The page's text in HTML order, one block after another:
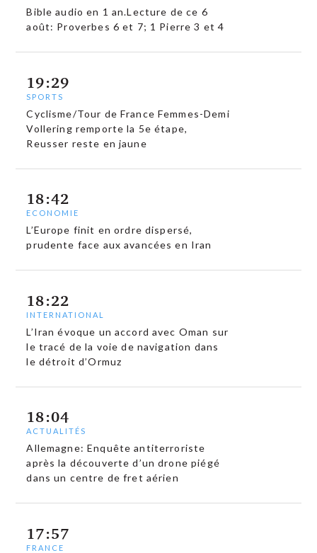
Bible audio en 1 an.Lecture de ce 6
août: Proverbes 6 et 7; 1 Pierre 3 et 4
19:29
SPORTS
Cyclisme/Tour de France Femmes-Demi
Vollering remporte la 5e étape,
Reusser reste en jaune
18:42
ECONOMIE
L’Europe finit en ordre dispersé,
prudente face aux avancées en Iran
18:22
INTERNATIONAL
L’Iran évoque un accord avec Oman sur
le tracé de la voie de navigation dans
le détroit d’Ormuz
18:04
ACTUALITÉS
Allemagne: Enquête antiterroriste
après la découverte d’un drone piégé
dans un centre de fret aérien
17:57
FRANCE